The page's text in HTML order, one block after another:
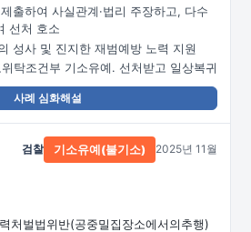
출하여 사실관계·법리 주장하고, 다수
선처 호소
성사 및 진지한 재범예방 노력 지원
탁조건부 기소유예. 선처받고 일상복귀
사례 심화해설
처벌법위반(공중밀집장소에서의추행)
검찰 기소유예(불기소) 2025년 11월